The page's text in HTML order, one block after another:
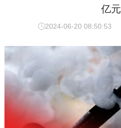
亿元
2024-06-20 08:50:53